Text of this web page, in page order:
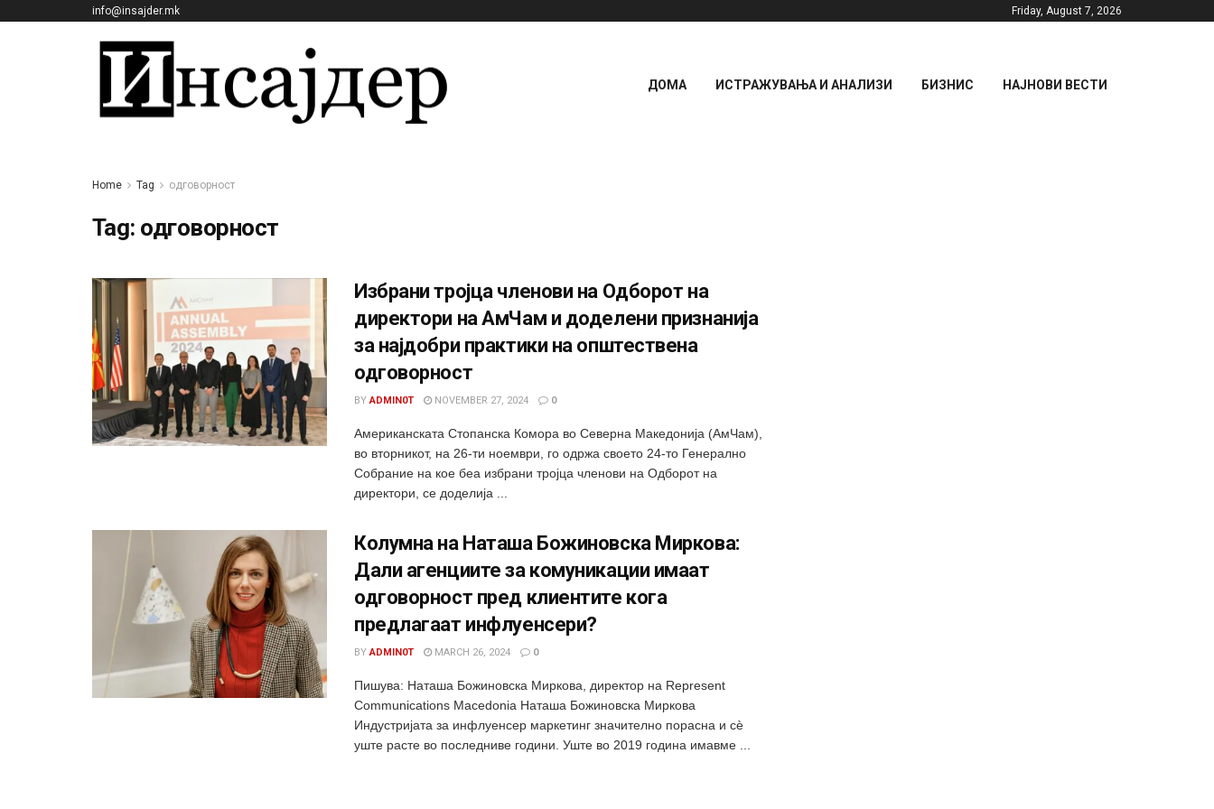
info@insajder.mk Friday, August 7, 2026
ДОМА ИСТРАЖУВАЊА И АНАЛИЗИ БИЗНИС НАЈНОВИ ВЕСТИ
Home Tag одговорност
Tag: одговорност
Избрани тројца членови на Одборот на
директори на АмЧам и доделени признанија
за најдобри практики на општествена
одговорност
BY ADMIN0T NOVEMBER 27, 2024 0
Американската Стопанска Комора во Северна Македонија (АмЧам),
во вторникот, на 26-ти ноември, го одржа своето 24-то Генерално
Собрание на кое беа избрани тројца членови на Одборот на
директори, се доделија ...
Колумна на Наташа Божиновска Миркова:
Дали агенциите за комуникации имаат
одговорност пред клиентите кога
предлагаат инфлуенсери?
BY ADMIN0T MARCH 26, 2024 0
Пишува: Наташа Божиновска Миркова, директор на Represent
Communications Macedonia Наташа Божиновска Миркова
Индустријата за инфлуенсер маркетинг значително порасна и сѐ
уште расте во последниве години. Уште во 2019 година имавме ...